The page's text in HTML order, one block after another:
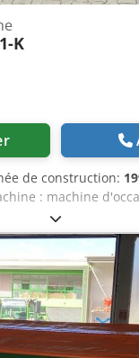
K
de construction:
: machine
d'engrais / vis